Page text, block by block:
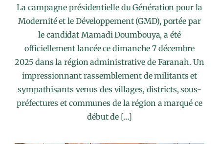
La campagne présidentielle du Génération pour la
Modernité et le Développement (GMD), portée par
le candidat Mamadi Doumbouya, a été
officiellement lancée ce dimanche 7 décembre
2025 dans la région administrative de Faranah. Un
impressionnant rassemblement de militants et
sympathisants venus des villages, districts, sous-
préfectures et communes de la région a marqué ce
début de […]